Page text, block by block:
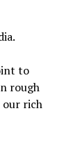
to
rough
our rich